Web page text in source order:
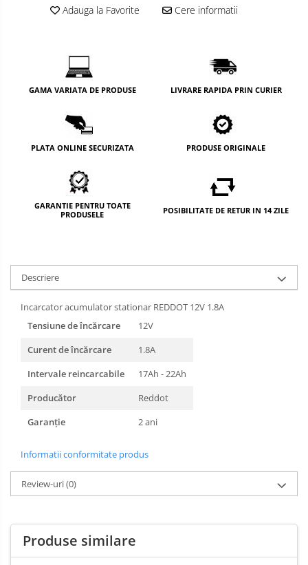
Adauga la Favorite Cere informatii
GAMA VARIATA DE PRODUSE LIVRARE RAPIDA PRIN CURIER
PLATA ONLINE SECURIZATA PRODUSE ORIGINALE
GARANTIE PENTRU TOATE
PRODUSELE
POSIBILITATE DE RETUR IN 14 ZILE
Descriere
Incarcator acumulator stationar REDDOT 12V 1.8A
Tensiune de încărcare
12V
Curent de încărcare
1.8A
Intervale reincarcabile
17Ah - 22Ah
Producător
Reddot
Garanție
2 ani
Informatii conformitate produs
Review-uri(0)
Produse similare